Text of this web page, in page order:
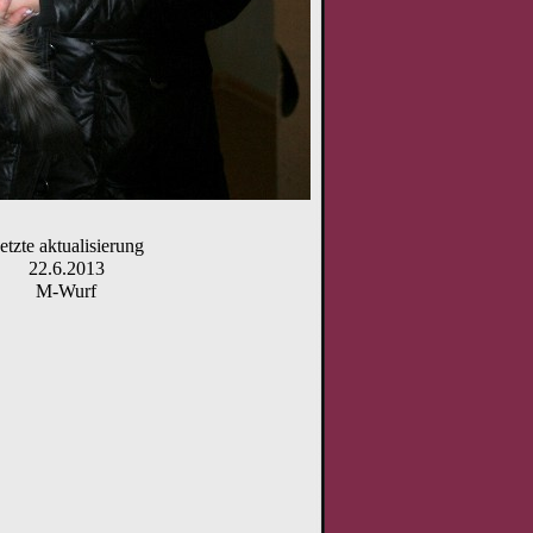
aktualisierung
22.6.2013
M-Wurf